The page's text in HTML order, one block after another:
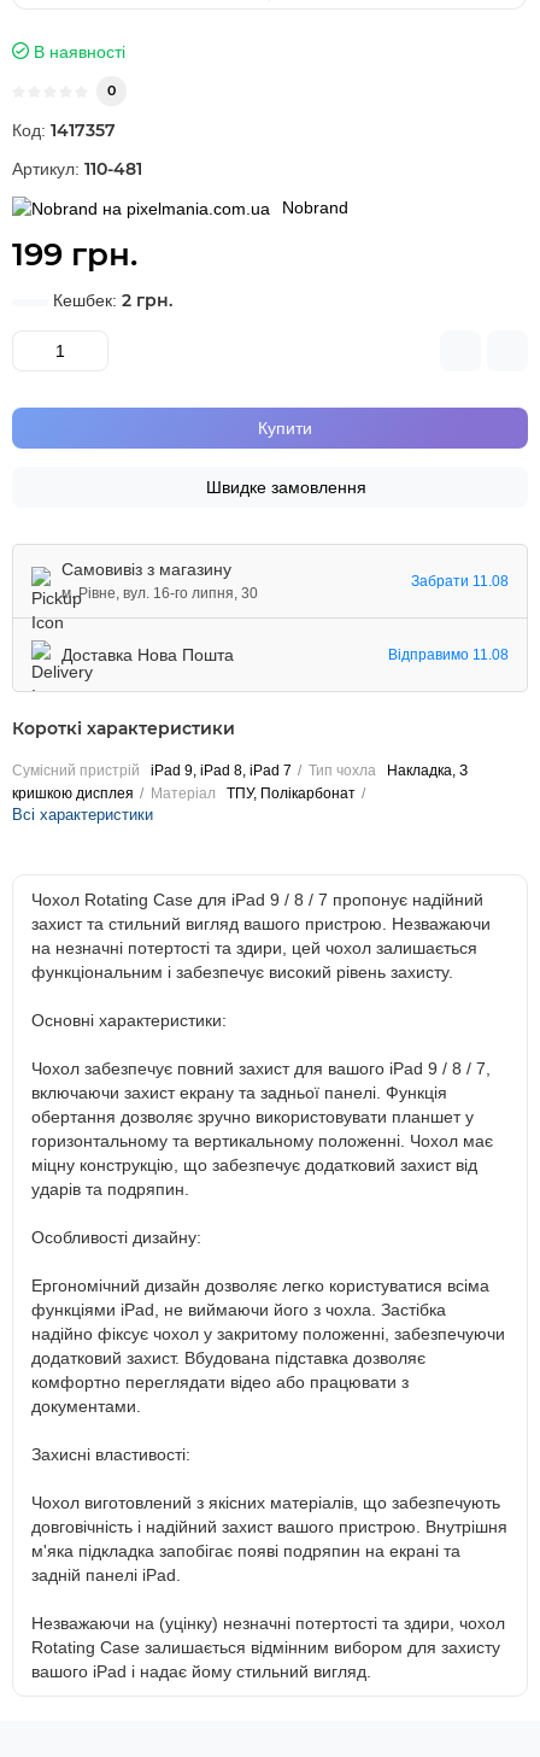
В наявності
0
Код: 1417357
Артикул: 110-481
Nobrand
199 грн.
Кешбек: 2 грн.
Купити
Швидке замовлення
Самовивіз з магазину
м. Рівне, вул. 16-го липня, 30
Забрати 11.08
Доставка Нова Пошта Відправимо 11.08
Короткі характеристики
Сумісний пристрій iPad 9, iPad 8, iPad 7 Тип чохла
Накладка, З
кришкою дисплея
Матеріал ТПУ, Полікарбонат
Всі характеристики
Чохол Rotating Case для iPad 9 / 8 / 7 пропонує надійний
захист та стильний вигляд вашого пристрою. Незважаючи
на незначні потертості та здири, цей чохол залишається
функціональним і забезпечує високий рівень захисту.
Основні характеристики:
Чохол забезпечує повний захист для вашого iPad 9 / 8 / 7,
включаючи захист екрану та задньої панелі. Функція
обертання дозволяє зручно використовувати планшет у
горизонтальному та вертикальному положенні. Чохол має
міцну конструкцію, що забезпечує додатковий захист від
ударів та подряпин.
Особливості дизайну:
Ергономічний дизайн дозволяє легко користуватися всіма
функціями iPad, не виймаючи його з чохла. Застібка
надійно фіксує чохол у закритому положенні, забезпечуючи
додатковий захист. Вбудована підставка дозволяє
комфортно переглядати відео або працювати з
документами.
Захисні властивості:
Чохол виготовлений з якісних матеріалів, що забезпечують
довговічність і надійний захист вашого пристрою. Внутрішня
м'яка підкладка запобігає появі подряпин на екрані та
задній панелі iPad.
Незважаючи на (уцінку) незначні потертості та здири, чохол
Rotating Case залишається відмінним вибором для захисту
вашого iPad і надає йому стильний вигляд.